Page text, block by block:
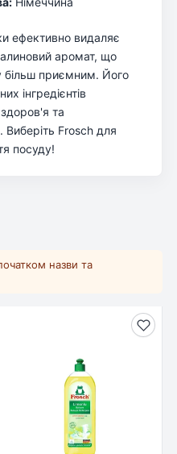
ефективно видаляє
аромат, що
більш приємним. Його
інгредієнтів
та
Frosch для
посуду!
назви та